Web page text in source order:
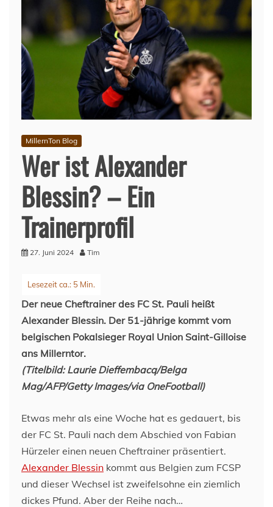
MillernTon Blog
Wer ist Alexander
Blessin? – Ein
Trainerprofil
27. Juni 2024 Tim
Der neue Cheftrainer des FC St. Pauli heißt
Alexander Blessin. Der 51-jährige kommt vom
belgischen Pokalsieger Royal Union Saint-Gilloise
ans Millerntor.
(Titelbild: Laurie Dieffembacq/Belga
Mag/AFP/Getty Images/via OneFootball)
Etwas mehr als eine Woche hat es gedauert, bis
der FC St. Pauli nach dem Abschied von Fabian
Hürzeler einen neuen Cheftrainer präsentiert.
Alexander Blessin kommt aus Belgien zum FCSP
und dieser Wechsel ist zweifelsohne ein ziemlich
dickes Pfund. Aber der Reihe nach…